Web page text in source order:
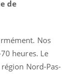
de
Nos
heures. Le
Nord-Pas-